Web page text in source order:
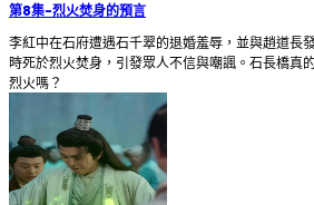
第8集-烈火焚身的預言
李紅中在石府遭遇石千翠的退婚羞辱，並與趙道長
時死於烈火焚身，引發眾人不信與嘲諷。石長橋真
烈火嗎？